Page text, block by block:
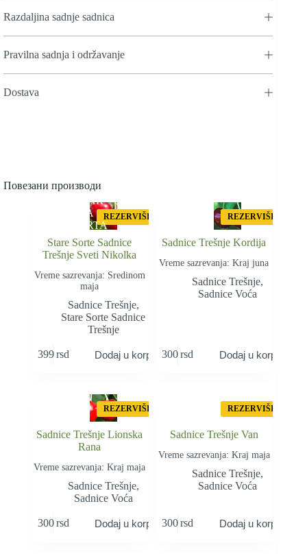
Razdaljina sadnje sadnica
Pravilna sadnja i održavanje
Dostava
Повезани производи
REZERVIŠI
STAR
A
SORTA
Stare Sorte Sadnice
Trešnje Sveti Nikolka
Vreme sazrevanja: Sredinom
maja
Sadnice Trešnje,
Stare Sorte Sadnice
Trešnje
399rsd Dodaj u korpu
REZERVIŠI
Sadnice Trešnje Kordija
Vreme sazrevanja: Kraj juna
Sadnice Trešnje,
Sadnice Voća
300 rsd Dodaj u korpu
REZERVIŠI
Sadnice Trešnje Lionska
Rana
Vreme sazrevanja: Kraj maja
Sadnice Trešnje,
Sadnice Voća
300rsd Dodaj u korpu
REZERVIŠI
Sadnice Trešnje Van
Vreme sazrevanja: Kraj maja
Sadnice Trešnje,
Sadnice Voća
300 rsd Dodaj u korpu